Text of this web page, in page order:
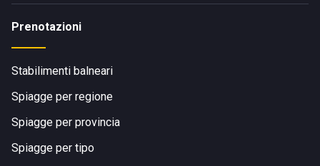
Prenotazioni
Stabilimenti balneari
Spiagge per regione
Spiagge per provincia
Spiagge per tipo